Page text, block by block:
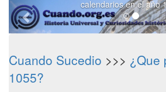
calendarios en el año
Cuando Sucedio >>> ¿Que
1055?